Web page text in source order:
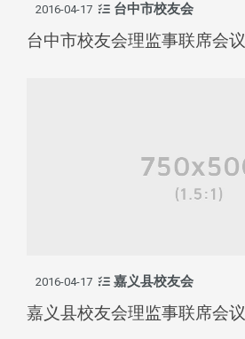
2016-04-17 台中市校友会
台中市校友会理监事联席会议
2016-04-17 嘉义县校友会
嘉义县校友会理监事联席会议